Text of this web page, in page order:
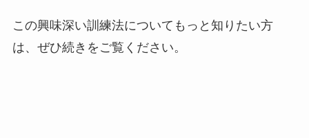
この興味深い訓練法についてもっと知りたい方
は、ぜひ続きをご覧ください。